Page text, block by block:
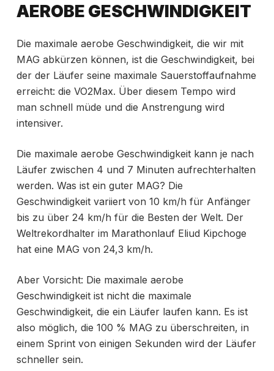
AEROBE GESCHWINDIGKEIT
Die maximale aerobe Geschwindigkeit, die wir mit
MAG abkürzen können, ist die Geschwindigkeit, bei
der der Läufer seine maximale Sauerstoffaufnahme
erreicht: die VO2Max. Über diesem Tempo wird
man schnell müde und die Anstrengung wird
intensiver.
Die maximale aerobe Geschwindigkeit kann je nach
Läufer zwischen 4 und 7 Minuten aufrechterhalten
werden. Was ist ein guter MAG? Die
Geschwindigkeit variiert von 10 km/h für Anfänger
bis zu über 24 km/h für die Besten der Welt. Der
Weltrekordhalter im Marathonlauf Eliud Kipchoge
hat eine MAG von 24,3 km/h.
Aber Vorsicht: Die maximale aerobe
Geschwindigkeit ist nicht die maximale
Geschwindigkeit, die ein Läufer laufen kann. Es ist
also möglich, die 100 % MAG zu überschreiten, in
einem Sprint von einigen Sekunden wird der Läufer
schneller sein.